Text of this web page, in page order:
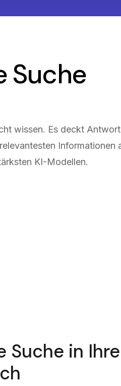
Suche
wissen. Es deckt
Informationen
KI-Modellen.
Suche in